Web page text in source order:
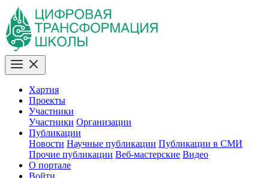
Хартия
Проекты
Участники
Участники Организации
Публикации
Новости Научные публикации Публикации в СМИ
Прочие публикации Веб-мастерские Видео
О портале
Войти